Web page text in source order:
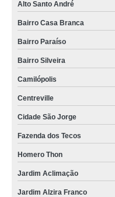
Alto Santo André
Bairro Casa Branca
Bairro Paraíso
Bairro Silveira
Camilópolis
Centreville
Cidade São Jorge
Fazenda dos Tecos
Homero Thon
Jardim Aclimação
Jardim Alzira Franco